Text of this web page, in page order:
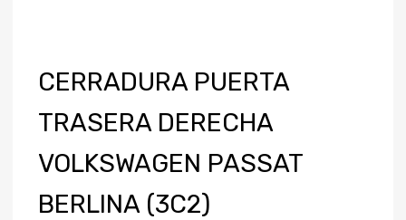
CERRADURA PUERTA
TRASERA DERECHA
VOLKSWAGEN PASSAT
BERLINA (3C2)